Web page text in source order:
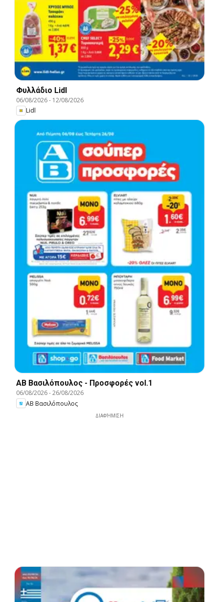
Φυλλάδιο Lidl
06/08/2026- 12/08/2026
Lidl
ΑΒ Βασιλόπουλος - Προσφορές vol.1
06/08/2026-26/08/2026
ΑΒ Βασιλόπουλος
ΔΙΑΦΉΜΙΣΗ